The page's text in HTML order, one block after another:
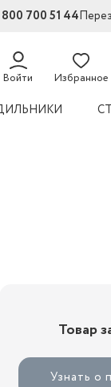
700 51 44
Войти Избранное
Товар
Узнать о